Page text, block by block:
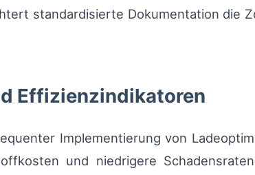
standardisierte Dokumentation die
Effizienzindikatoren
Implementierung von
und niedrigere